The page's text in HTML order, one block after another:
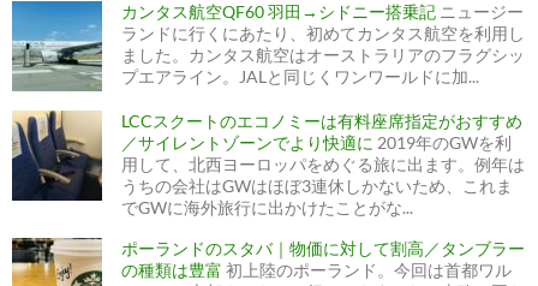
カンタス航空QF60 羽田→シドニー搭乗記 ニュージー
ランドに行くにあたり、初めてカンタス航空を利用し
ました。カンタス航空はオーストラリアのフラグシッ
プエアライン。JALと同じくワンワールドに加...
LCCスクートのエコノミーは有料座席指定がおすすめ
／サイレントゾーンでより快適に 2019年のGWを利
用して、北西ヨーロッパをめぐる旅に出ます。例年は
うちの会社はGWはほぼ3連休しかないため、これま
でGWに海外旅行に出かけたことがな...
ポーランドのスタバ｜物価に対して割高／タンブラー
の種類は豊富 初上陸のポーランド。今回は首都ワル